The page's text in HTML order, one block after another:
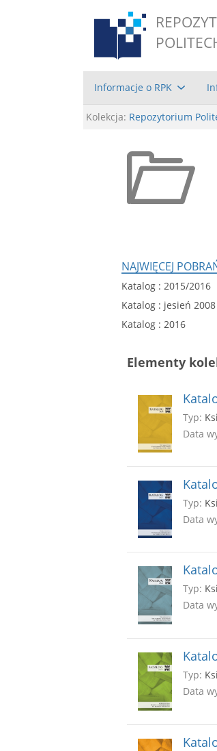
Informacje o RPK
Kolekcja: Repozytorium
NAJWIĘCEJ
Katalog : 2015/2016
Katalog : jesień 2008
Katalog : 2016
Elementy
Typ:
Data
Typ:
Data
Typ:
Data
Typ:
Data